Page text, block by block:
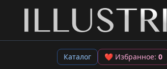
Каталог ❤ Избранное: 0